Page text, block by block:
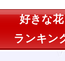
好きな花
ランキン